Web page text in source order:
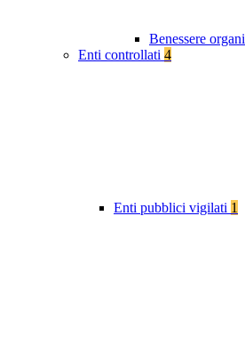
Benessere
Enti controllati 4
Enti pubblici vigilati 1